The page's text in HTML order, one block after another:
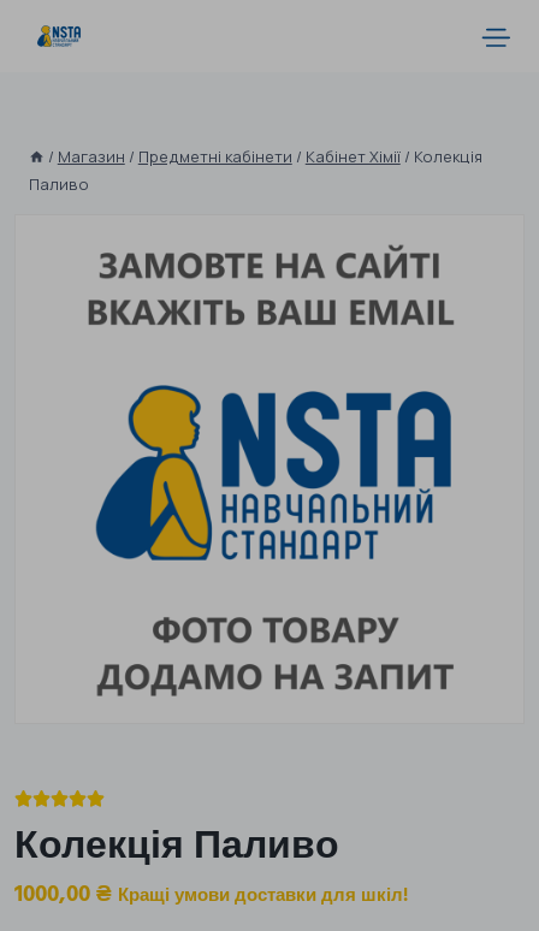
/ Магазин / Предметні кабінети / Кабінет Хімії / Колекція
Паливо

Колекція Паливо
1000,00₴ Кращі умови доставки для шкіл!